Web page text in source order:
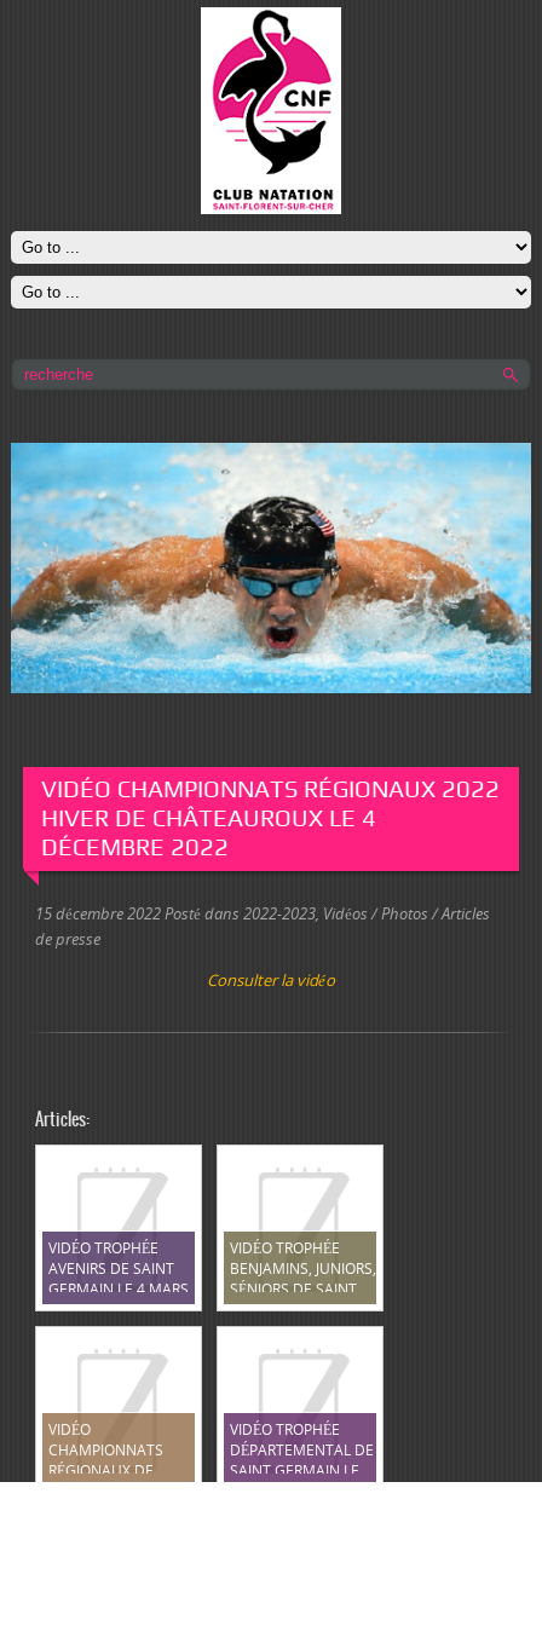
VIDÉO CHAMPIONNATS RÉGIONAUX 2022
HIVER DE CHÂTEAUROUX LE 4
DÉCEMBRE 2022
15 décembre 2022Posté dans2022-2023, Vidéos / Photos / Articles
de presse
Consulter la vidéo
Articles:
VIDÉO TROPHÉE
AVENIRS DE SAINT
GERMAIN LE 4 MARS
2023
VIDÉO TROPHÉE
BENJAMINS, JUNIORS,
SÉNIORS DE SAINT
GERMAIN LE 5 MARS
2023
VIDÉO
CHAMPIONNATS
RÉGIONAUX DE
VIDÉO TROPHÉE
DÉPARTEMENTAL DE
SAINT GERMAIN LE